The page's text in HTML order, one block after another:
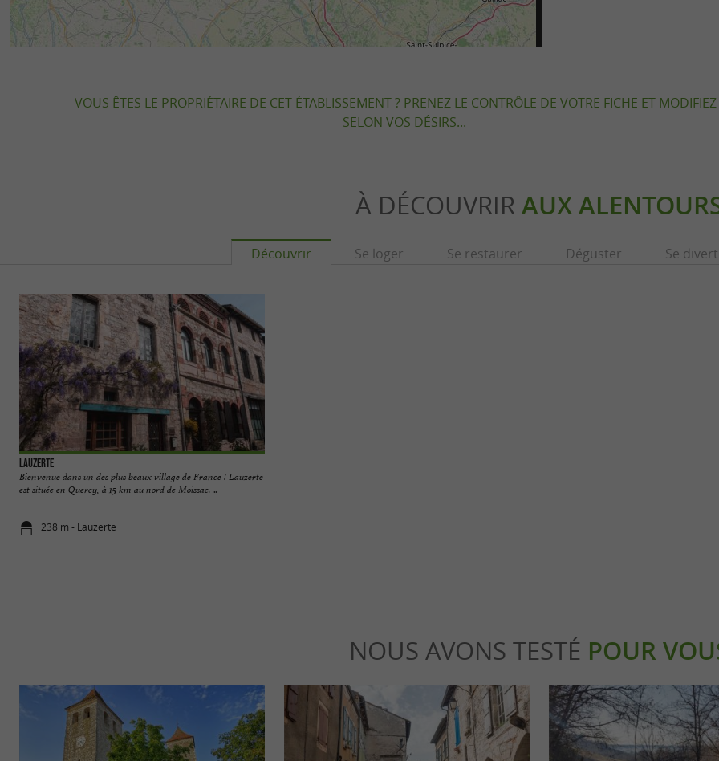
VOUS ÊTES LE PROPRIÉTAIRE DE CET ÉTABLISSEMENT ? PRENEZ LE CONTRÔLE DE VOTRE FICHE ET
SELON VOS DÉSIRS...
À DÉCOUVRIR AUX
Découvrir Se loger Se restaurer Déguster Se
Lauzerte
Bienvenue dans un des plus beaux village de France ! Lauzerte
est située en Quercy, à 15 km au nord de Moissac. ...
238 m - Lauzerte
NOUS AVONS TESTÉ POUR